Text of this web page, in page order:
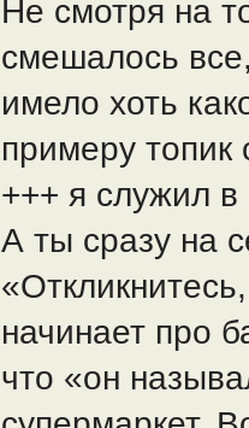
Не смотря на
смешалось
имело хоть
примеру топик
+++ я служил в
А ты сразу на
начинает про
что «он